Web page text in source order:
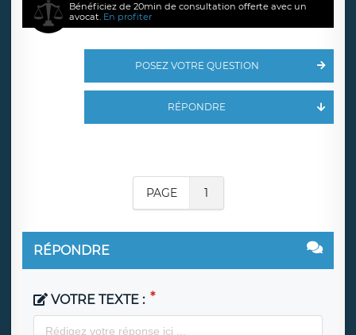
Bénéficiez de 20min de consultation offerte avec un
avocat. En profiter
POSEZ VOTRE QUESTION
RÉPONDRE
PAGE 1
RÉPONDRE
VOTRE TEXTE :